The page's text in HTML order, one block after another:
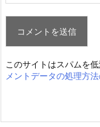
このサイトはスパムを
メントデータの処理方